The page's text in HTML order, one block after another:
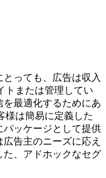
っても、広告は収入
トまたは管理してい
最適化するためにあ
様は簡易に定義した
ッケージとして提供
告主のニーズに応え
た、アドホックなセグ